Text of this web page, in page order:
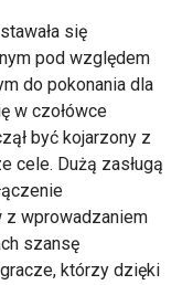
się
pod względem
do pokonania dla
w czołówce
być kojarzony z
cele. Dużą zasługą
wprowadzaniem
szansę
którzy dzięki